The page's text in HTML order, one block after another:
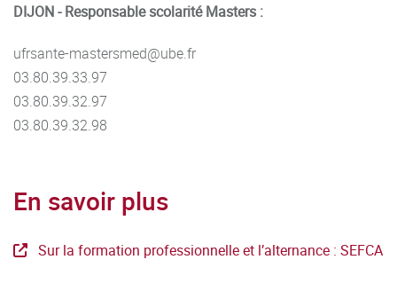
DIJON - Responsable scolarité Masters :
ufrsante-mastersmed@ube.fr
03.80.39.33.97
03.80.39.32.97
03.80.39.32.98
En savoir plus
Sur la formation professionnelle et l’alternance : SEFCA